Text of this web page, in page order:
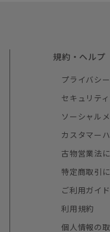
規約・ヘルプ
プライバシ
セキュリテ
ソーシャル
カスタマー
古物営業法
特定商取引
ご利用ガイ
利用規約
個人情報の